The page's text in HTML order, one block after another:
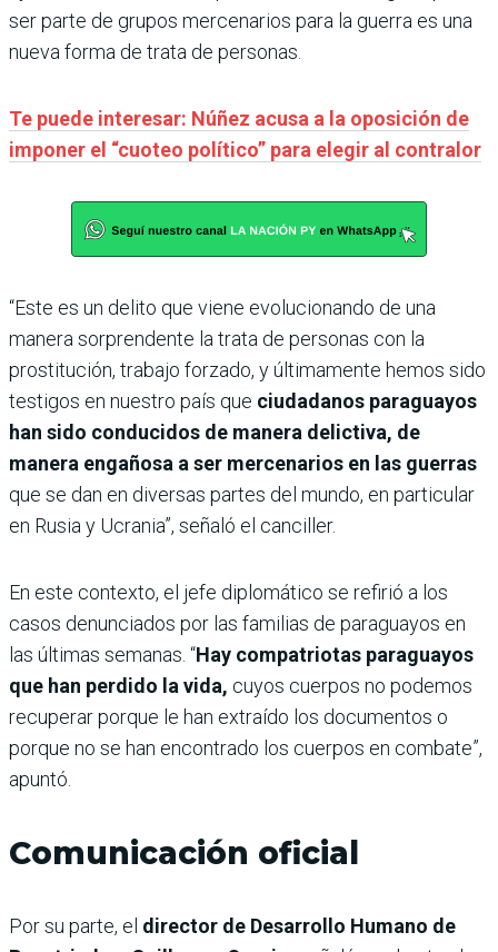
ser parte de grupos mercenarios para la guerra es una
nueva forma de trata de personas.
Te puede interesar: Núñez acusa a la oposición de
imponer el “cuoteo político” para elegir al contralor
“Este es un delito que viene evolucionando de una
manera sorprendente la trata de personas con la
prostitución, trabajo forzado, y últimamente hemos sido
testigos en nuestro país que ciudadanos paraguayos
han sido conducidos de manera delictiva, de
manera engañosa a ser mercenarios en las guerras
que se dan en diversas partes del mundo, en particular
en Rusia y Ucrania”, señaló el canciller.
En este contexto, el jefe diplomático se refirió a los
casos denunciados por las familias de paraguayos en
las últimas semanas. “Hay compatriotas paraguayos
que han perdido la vida, cuyos cuerpos no podemos
recuperar porque le han extraído los documentos o
porque no se han encontrado los cuerpos en combate”,
apuntó.
Comunicación oficial
Por su parte, el director de Desarrollo Humano de